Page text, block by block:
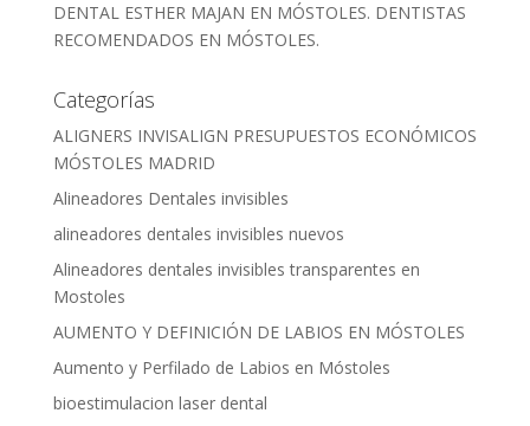
DENTAL ESTHER MAJAN EN MÓSTOLES. DENTISTAS
RECOMENDADOS EN MÓSTOLES.
Categorías
ALIGNERS INVISALIGN PRESUPUESTOS ECONÓMICOS
MÓSTOLES MADRID
Alineadores Dentales invisibles
alineadores dentales invisibles nuevos
Alineadores dentales invisibles transparentes en
Mostoles
AUMENTO Y DEFINICIÓN DE LABIOS EN MÓSTOLES
Aumento y Perfilado de Labios en Móstoles
bioestimulacion laser dental